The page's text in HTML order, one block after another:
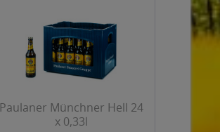
Paulaner Münchner Hell 24
x 0,33l